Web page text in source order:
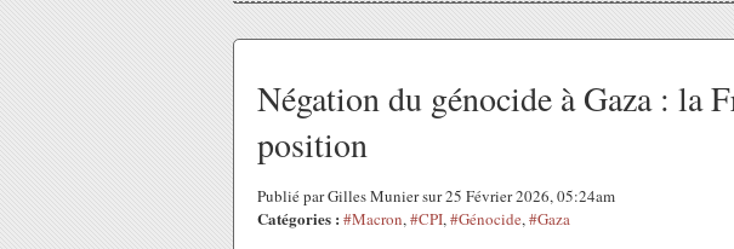
Négation du génocide à Gaza : la
position
Publié par Gilles Munier sur 25 Février 2026, 05:24am
Catégories : #Macron,#CPI,#Génocide,#Gaza